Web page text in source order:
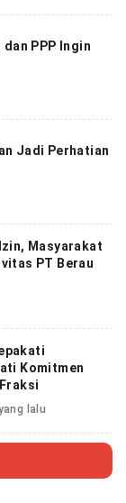
PPP Ingin
Jadi Perhatian
Masyarakat
PT Berau
Komitmen
lalu